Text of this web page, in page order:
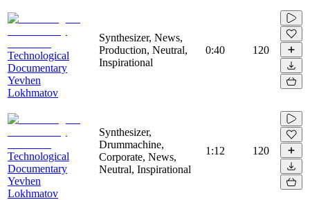
Technological
Documentary
Yevhen
Lokhmatov
Synthesizer, News,
Production, Neutral,
Inspirational
0:40 120
Technological
Documentary
Yevhen
Lokhmatov
Synthesizer,
Drummachine,
Corporate, News,
Neutral, Inspirational
1:12 120